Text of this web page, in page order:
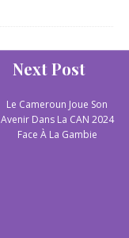
Next Post
Le Cameroun Joue Son
Avenir Dans La CAN 2024
Face À La Gambie